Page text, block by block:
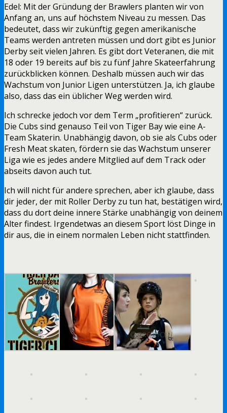
Edel: Mit der Gründung der Brawlers planten wir von
Anfang an, uns auf höchstem Niveau zu messen. Das
bedeutet, dass wir zukünftig gegen amerikanische
Teams werden antreten müssen und dort gibt es Junior
Derby seit vielen Jahren. Es gibt dort Veteranen, die mit
18 oder 19 bereits auf bis zu fünf Jahre Skateerfahrung
zurückblicken können. Deshalb müssen auch wir das
Wachstum von Junior Ligen unterstützen. Ja, ich glaube
also, dass das ein üblicher Weg werden wird.
Ich schrecke jedoch vor dem Term „profitieren“ zurück.
Die Cubs sind genauso Teil von Tiger Bay wie eine A-
Team Skaterin. Unabhängig davon, ob sie als Cubs oder
Fresh Meat skaten, fördern sie das Wachstum unserer
Liga wie es jedes andere Mitglied auf dem Track oder
abseits davon auch tut.
Ich will nicht für andere sprechen, aber ich glaube, dass
dir jeder, der mit Roller Derby zu tun hat, bestätigen wird,
dass du dort deine innere Stärke unabhängig von deinem
Alter findest. Irgendetwas an diesem Sport löst Dinge in
dir aus, die in einem normalen Leben nicht stattfinden.